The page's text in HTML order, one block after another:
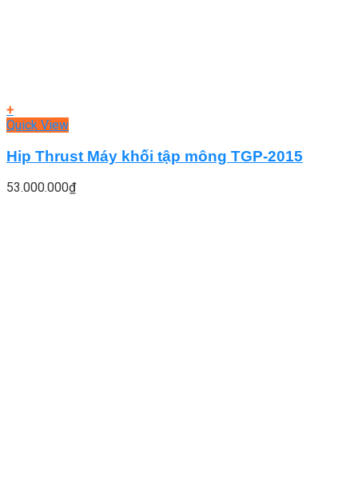
+
Quick View
Hip Thrust Máy khối tập mông TGP-2015
53.000.000₫